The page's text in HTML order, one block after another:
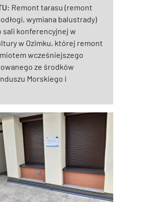
Remont tarasu (remont
wymiana balustrady)
sali konferencyjnej w
w Ozimku, której remont
wcześniejszego
ze środków
Morskiego i